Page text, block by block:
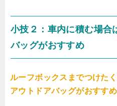
小技２：車内に積む場合
バッグがおすすめ
ルーフボックスまでつけた
アウトドアバッグがおすすめ